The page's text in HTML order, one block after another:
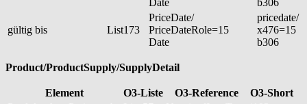
gültig bis List173
PriceDate/
PriceDateRole=15
Date
pricedate/
x476=15
b306
Product/ProductSupply/SupplyDetail
Element O3-Liste O3-Reference
O3-Short